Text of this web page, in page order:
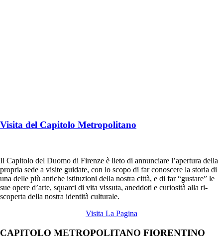
Visita del Capitolo Metropolitano
Il Capitolo del Duomo di Firenze è lieto di annunciare l’apertura della
propria sede a visite guidate, con lo scopo di far conoscere la storia di
una delle più antiche istituzioni della nostra città, e di far “gustare” le
sue opere d’arte, squarci di vita vissuta, aneddoti e curiosità alla ri-
scoperta della nostra identità culturale.
Visita La Pagina
CAPITOLO METROPOLITANO FIORENTINO